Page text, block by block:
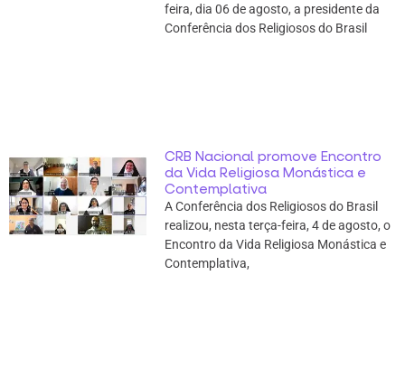
feira, dia 06 de agosto, a presidente da
Conferência dos Religiosos do Brasil
CRB Nacional promove Encontro
da Vida Religiosa Monástica e
Contemplativa
A Conferência dos Religiosos do Brasil
realizou, nesta terça-feira, 4 de agosto, o
Encontro da Vida Religiosa Monástica e
Contemplativa,